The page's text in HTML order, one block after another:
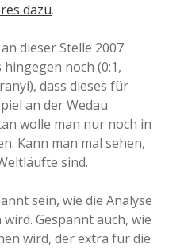
dazu.
dieser Stelle 2007
noch (0:1,
dass dieses für
an der Wedau
wolle man nur noch in
Kann man mal sehen,
sind.
sein, wie die Analyse
Gespannt auch, wie
wird, der extra für die